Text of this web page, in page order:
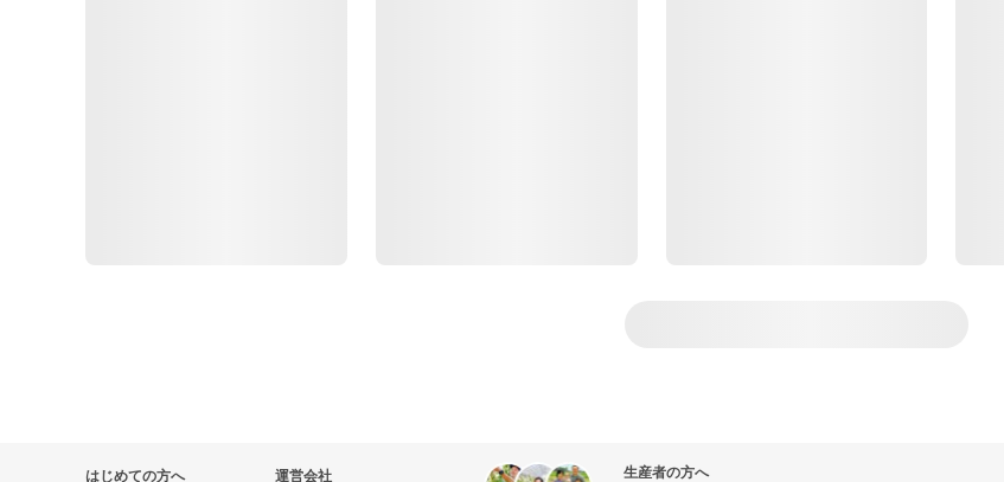
はじめての方へ 運営会社 生産者の方へ